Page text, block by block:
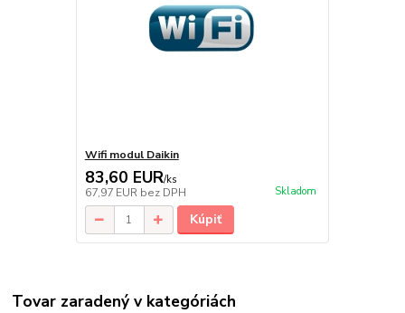
Wifi modul Daikin
83,60 EUR/ks
67,97 EUR bez DPH Skladom
Kúpiť
Tovar zaradený v kategóriách